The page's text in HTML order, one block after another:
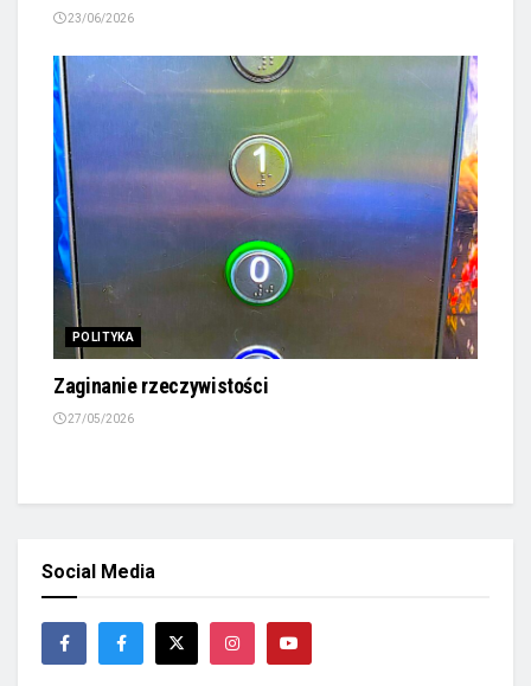
23/06/2026
POLITYKA
Zaginanie rzeczywistości
27/05/2026
Social Media